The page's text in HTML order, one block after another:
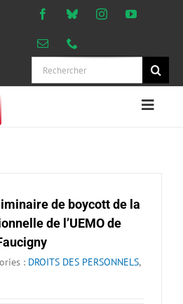
Rechercher:
PROFESSIONNELLES
DROITS DES
VIE SYNDICALE
de boycott de la
de l’UEMO de
: DROITS DES PERSONNELS,